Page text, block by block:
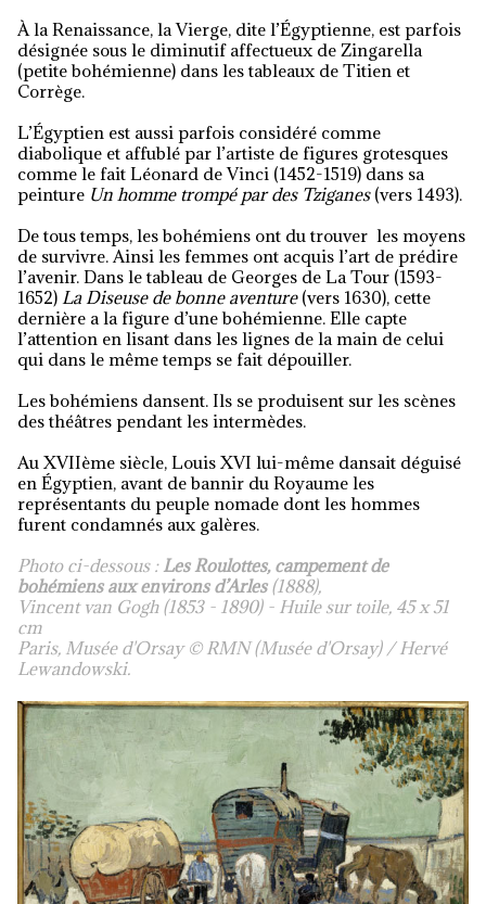
À la Renaissance, la Vierge, dite l’Égyptienne, est parfois
désignée sous le diminutif affectueux de Zingarella
(petite bohémienne) dans les tableaux de Titien et
Corrège.
L’Égyptien est aussi parfois considéré comme
diabolique et affublé par l’artiste de figures grotesques
comme le fait Léonard de Vinci (1452-1519) dans sa
peinture Un homme trompé par des Tziganes(vers 1493).
De tous temps, les bohémiens ont du trouver les moyens
de survivre. Ainsi les femmes ont acquis l’art de prédire
l’avenir. Dans le tableau de Georges de La Tour (1593-
1652) La Diseuse de bonne aventure(vers 1630), cette
dernière a la figure d’une bohémienne. Elle capte
l’attention en lisant dans les lignes de la main de celui
qui dans le même temps se fait dépouiller.
Les bohémiens dansent. Ils se produisent sur les scènes
des théâtres pendant les intermèdes.
Au XVIIème siècle, Louis XVI lui-même dansait déguisé
en Égyptien, avant de bannir du Royaume les
représentants du peuple nomade dont les hommes
furent condamnés aux galères.
Photo ci-dessous : Les Roulottes, campement de
bohémiens aux environs d’Arles(1888),
Vincent van Gogh (1853 - 1890) - Huile sur toile, 45 x 51
cm
Paris, Musée d'Orsay © RMN (Musée d'Orsay) / Hervé
Lewandowski.